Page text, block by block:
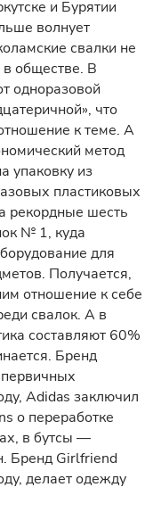
и Бурятии
волнует
свалки не
обществе. В
одноразовой
что
к теме. А
метод
упаковку из
пластиковых
рекордные шесть
№ 1, куда
для
Получается,
отношение к себе
свалок. А в
составляют 60%
Бренд
первичных
Adidas заключил
о переработке
в бутсы —
Бренд Girlfriend
делает одежду